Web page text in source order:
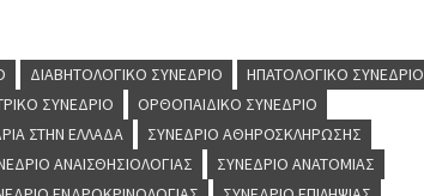
ΔΙΑΒΗΤΟΛΟΓΙΚΌ ΣΥΝΈΔΡΙΟ
ΗΠΑΤΟΛΟΓΙΚΌ ΣΥΝΈΔΡΙΟ
ΣΥΝΈΔΡΙΟ
ΟΡΘΟΠΑΙΔΙΚΌ ΣΥΝΈΔΡΙΟ
ΣΤΗΝ ΕΛΛΆΔΑ
ΣΥΝΈΔΡΙΟ ΑΘΗΡΟΣΚΛΉΡΩΣΗΣ
ΑΝΑΙΣΘΗΣΙΟΛΟΓΊΑΣ
ΣΥΝΈΔΡΙΟ ΑΝΑΤΟΜΊΑΣ